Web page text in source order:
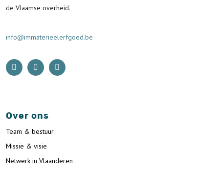
de Vlaamse overheid.
info@immaterieelerfgoed.be
Over ons
Team & bestuur
Missie & visie
Netwerk in Vlaanderen